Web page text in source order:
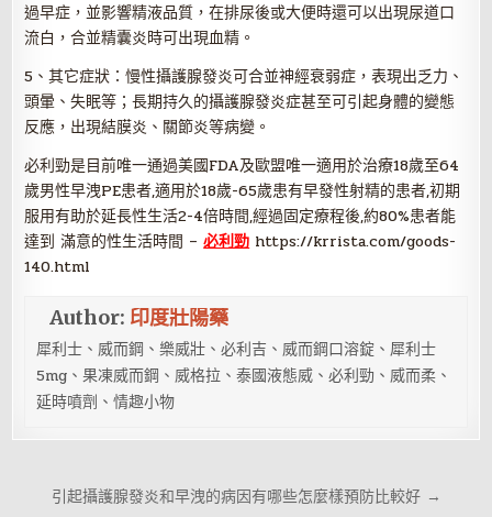
過早症，並影響精液品質，在排尿後或大便時還可以出現尿道口
流白，合並精囊炎時可出現血精。
5、其它症狀：慢性攝護腺發炎可合並神經衰弱症，表現出乏力、
頭暈、失眠等；長期持久的攝護腺發炎症甚至可引起身體的變態
反應，出現結膜炎、關節炎等病變。
必利勁是目前唯一通過美國FDA及歐盟唯一適用於治療18歲至64
歲男性早洩PE患者,適用於18歲-65歲患有早發性射精的患者,初期
服用有助於延長性生活2-4倍時間,經過固定療程後,約80%患者能
達到 滿意的性生活時間 –必利勁 https://krrista.com/goods-
140.html
Author: 印度壯陽藥
犀利士、威而鋼、樂威壯、必利吉、威而鋼口溶錠、犀利士
5mg、果凍威而鋼、威格拉、泰國液態威、必利勁、威而柔、
延時噴劑、情趣小物
引起攝護腺發炎和早洩的病因有哪些怎麼樣預防比較好 →